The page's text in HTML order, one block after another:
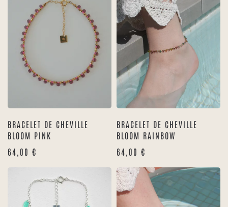
BRACELET DE CHEVILLE
BLOOM PINK
64,00 €
BRACELET DE CHEVILLE
BLOOM RAINBOW
64,00 €